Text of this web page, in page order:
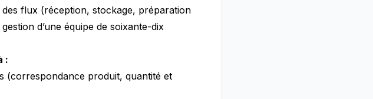
des flux (réception, stockage, préparation
d’une équipe de soixante-dix
:
(correspondance produit, quantité et